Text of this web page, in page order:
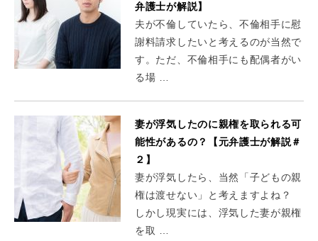
弁護士が解説】
夫が不倫していたら、不倫相手に慰
謝料請求したいと考えるのが当然で
す。ただ、不倫相手にも配偶者がい
る場 …
妻が浮気したのに親権を取られる可
能性があるの？【元弁護士が解説＃
２】
妻が浮気したら、当然「子どもの親
権は渡せない」と考えますよね？
しかし現実には、浮気した妻が親権
を取 …